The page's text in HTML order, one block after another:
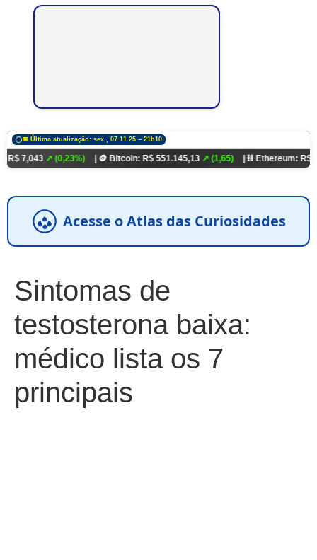
📅 Última atualização: sex., 07.11.25 – 21h10
↗ (0,23%) | 🪙 Bitcoin: R$ 551.145,13↗ (1,65) | ⛓️ Ethereum: R$ 18.321,93
Acesse o Atlas das Curiosidades
Sintomas de
testosterona baixa:
médico lista os 7
principais